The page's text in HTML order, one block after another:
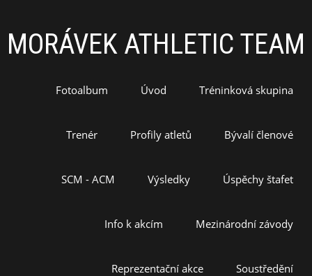
MORÁVEK ATHLETIC TEAM
Fotoalbum Úvod Tréninková skupina
Trenér Profily atletů Bývalí členové
SCM - ACM Výsledky Úspěchy štafet
Info k akcím Mezinárodní závody
Reprezentační akce Soustředění